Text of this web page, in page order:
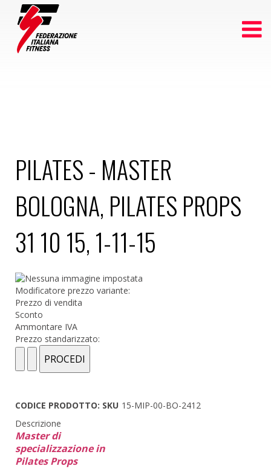
PILATES - MASTER
BOLOGNA, PILATES PROPS
31 10 15, 1-11-15
Modificatore prezzo variante:
Prezzo di vendita
Sconto
Ammontare IVA
Prezzo standarizzato:
CODICE PRODOTTO: SKU 15-MIP-00-BO-2412
Descrizione
Master di
specializzazione in
Pilates Props